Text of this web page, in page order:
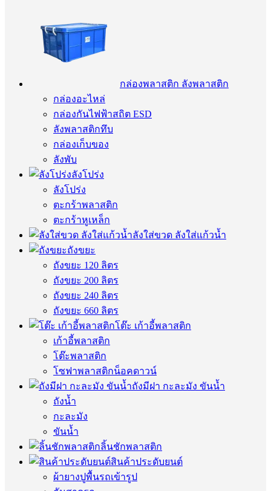
กล่องพลาสติก ลังพลาสติก
กล่องอะไหล่
กล่องกันไฟฟ้าสถิต ESD
ลังพลาสติกทึบ
กล่องเก็บของ
ลังพับ
ลังโปร่ง
ลังโปร่ง
ตะกร้าพลาสติก
ตะกร้าหูเหล็ก
ลังใส่ขวด ลังใส่แก้วน้ำ
ถังขยะ
ถังขยะ 120 ลิตร
ถังขยะ 200 ลิตร
ถังขยะ 240 ลิตร
ถังขยะ 660 ลิตร
โต๊ะ เก้าอี้พลาสติก
เก้าอี้พลาสติก
โต๊ะพลาสติก
โซฟาพลาสติกน็อคดาวน์
ถังมีฝา กะละมัง ขันน้ำ
ถังน้ำ
กะละมัง
ขันน้ำ
ลิ้นชักพลาสติก
สินค้าประดับยนต์
ผ้ายางปูพื้นรถเข้ารูป